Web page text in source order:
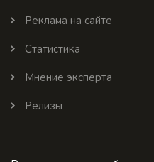
Реклама на сайте
Статистика
Мнение эксперта
Релизы